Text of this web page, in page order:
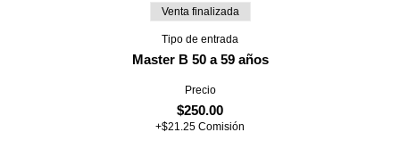
Venta finalizada
Tipo de entrada
Master B 50 a 59 años
Precio
$250.00
+$21.25 Comisión